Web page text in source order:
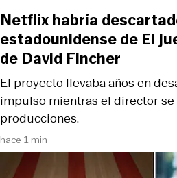
hace 1 min
El proyecto llevaba años en
impulso mientras el director se
producciones.
Netflix habría
estadounidense de El
de David Fincher